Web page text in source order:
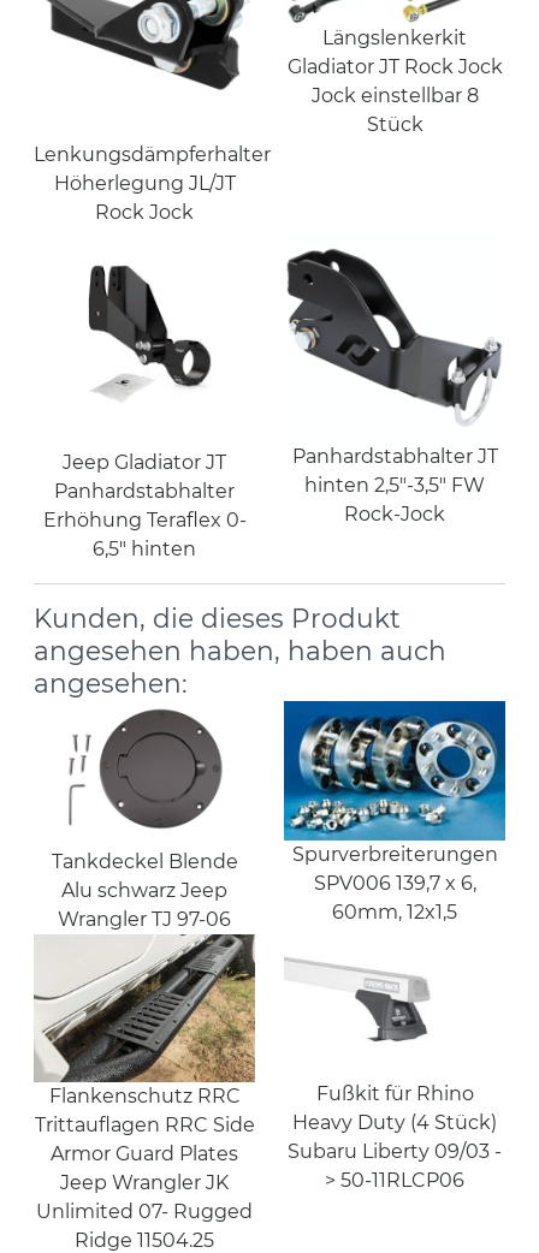
Lenkungsdämpferhalter
Höherlegung JL/JT
Rock Jock
Längslenkerkit
Gladiator JT Rock Jock
Jock einstellbar 8
Stück
Jeep Gladiator JT
Panhardstabhalter
Erhöhung Teraflex 0-
6,5" hinten
Panhardstabhalter JT
hinten 2,5"-3,5" FW
Rock-Jock
Kunden, die dieses Produkt
angesehen haben, haben auch
angesehen:
Tankdeckel Blende
Alu schwarz Jeep
Wrangler TJ 97-06
Spurverbreiterungen
SPV006 139,7 x 6,
60mm, 12x1,5
Flankenschutz RRC
Trittauflagen RRC Side
Armor Guard Plates
Jeep Wrangler JK
Unlimited 07- Rugged
Ridge 11504.25
Fußkit für Rhino
Heavy Duty (4 Stück)
Subaru Liberty 09/03 -
> 50-11RLCP06